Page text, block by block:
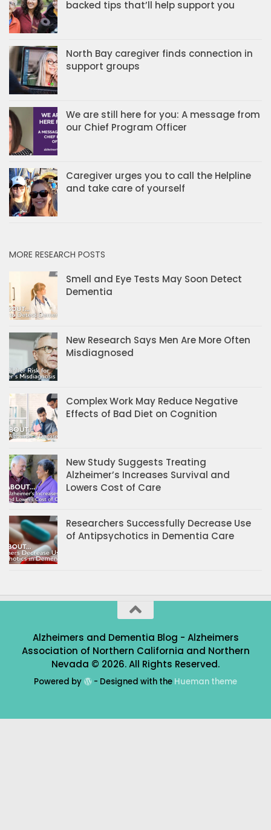
backed tips that’ll help support you
North Bay caregiver finds connection in
support groups
We are still here for you: A message from
our Chief Program Officer
Caregiver urges you to call the Helpline
and take care of yourself
MORE RESEARCH POSTS
Smell and Eye Tests May Soon Detect
Dementia
New Research Says Men Are More Often
Misdiagnosed
Complex Work May Reduce Negative
Effects of Bad Diet on Cognition
New Study Suggests Treating
Alzheimer’s Increases Survival and
Lowers Cost of Care
Researchers Successfully Decrease Use
of Antipsychotics in Dementia Care
Alzheimers and Dementia Blog - Alzheimers
Association of Northern California and Northern
Nevada © 2026. All Rights Reserved.
Powered by - Designed with the Hueman theme